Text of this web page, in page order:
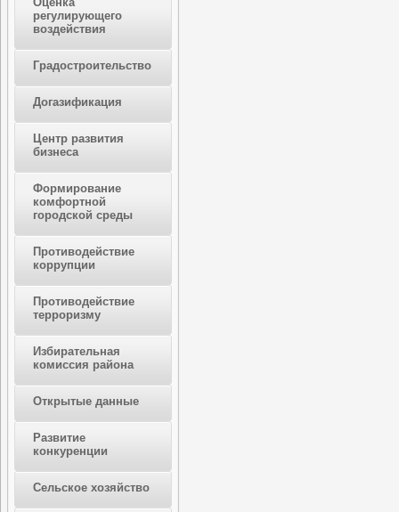
регулирующего
воздействия
Градостроительство
Догазификация
Центр развития
бизнеса
Формирование
комфортной
городской среды
Противодействие
коррупции
Противодействие
терроризму
Избирательная
комиссия района
Открытые данные
Развитие
конкуренции
Сельское хозяйство